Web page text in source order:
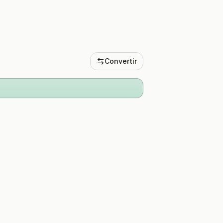
Convertir